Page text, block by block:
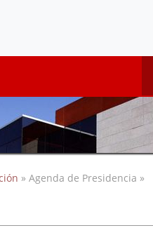
» Agenda de Presidencia »